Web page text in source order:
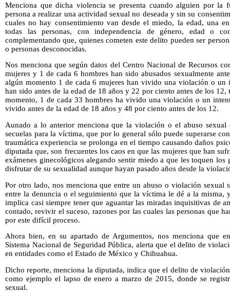
Menciona que dicha violencia se presenta cuando alguien por la
persona a realizar una actividad sexual no deseada y sin su
cuales no hay consentimiento van desde el miedo, la edad, una
todas las personas, con independencia de género, edad o
complementando que, quienes cometen este delito pueden ser
o personas desconocidas.
Nos menciona que según datos del Centro Nacional de Recursos
mujeres y 1 de cada 6 hombres han sido abusados sexualmente
algún momento 1 de cada 6 mujeres han vivido una violación o un
han sido antes de la edad de 18 años y 22 por ciento antes de los
momento, 1 de cada 33 hombres ha vivido una violación o un
vivido antes de la edad de 18 años y 48 por ciento antes de los 12.
Aunado a lo anterior menciona que la violación o el abuso sexual
secuelas para la víctima, que por lo general sólo puede superarse
traumática experiencia se prolonga en el tiempo causando daños
diputada que, son frecuentes los caos en que las mujeres que han
exámenes ginecológicos alegando sentir miedo a que les toquen los
disfrutar de su sexualidad aunque hayan pasado años desde la
Por otro lado, nos menciona que entre un abuso o violación sexual
entre la denuncia o el seguimiento que la víctima le dé a la misma,
implica casi siempre tener que aguantar las miradas inquisitivas de
contado, revivir el suceso, razones por las cuales las personas que
por este difícil proceso.
Ahora bien, en su apartado de Argumentos, nos menciona que
Sistema Nacional de Seguridad Pública, alerta que el delito de
en entidades como el Estado de México y Chihuahua.
Dicho reporte, menciona la diputada, indica que el delito de
como ejemplo el lapso de enero a marzo de 2015, donde se
sexual.